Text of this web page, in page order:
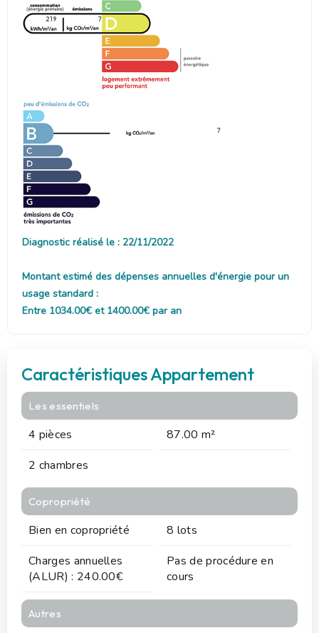
219 7
7
Diagnostic réalisé le : 22/11/2022
Montant estimé des dépenses annuelles d'énergie pour un
usage standard :
Entre 1034.00€ et 1400.00€ par an
Caractéristiques Appartement
Les essentiels
4 pièces
87.00 m²
2 chambres
Copropriété
Bien en copropriété
8 lots
Charges annuelles
(ALUR) : 240.00€
Pas de procédure en
cours
Autres